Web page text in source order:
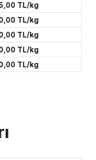
TL/kg
TL/kg
TL/kg
TL/kg
TL/kg